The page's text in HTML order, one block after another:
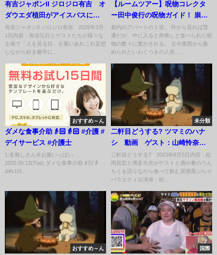
有吉ジャポンII ジロジロ有吉 オ
ダウエダ植田がアイスバスに挑
戦 3月1日
有吉ジャポンII ジロジロ有吉 2025年3月
1日内容：有吉弘行とゲストたちが様々な
企画で「人を見る目」を養いあれこれ妄想
しながら好き勝手に...
【ルームツアー】呪物コレクタ
ー田中俊行の呪物ガイド！ 祟り
や歴史、触れたことによって起
きた事件…etc. 一つずつ解説い
ただきました。。
都内のアパートの１室。 外から見れば普
通だが、中に入ると所狭しと並べられた呪
物の数々に驚かされる。 古今東西から集
められたいわくつきの人形、...
おすすめ～ん
ダメな食事介助👴🏻👵🏻 #介護 #
デイサービス #介護士
1:名無しさん＠お腹いっぱい
2025.05.13(Tue) ダメな食事介助👴🏻👵
&#x1f3...
未分類
二軒目どうする? ツマミのハナ
シ 動画 ゲスト：山崎怜奈 8
月5日
二軒目どうする? 2023年8月5日内容：松
岡昌宏と博多大吉がゲストと酒や肴のうん
ちくを語りながら食べて飲む居酒屋ぶらり
バラエティ出演者：松...
おすすめ～ん 国際